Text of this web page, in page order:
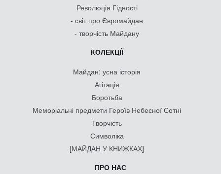
Революція Гідності
- світ про Євромайдан
- творчість Майдану
КОЛЕКЦІЇ
Майдан: усна історія
Агітація
Боротьба
Меморіальні предмети Героїв Небесної Сотні
Творчість
Символіка
[МАЙДАН У КНИЖКАХ]
ПРО НАС